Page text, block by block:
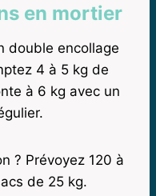
en mortier
double encollage
4 à 5 kg de
à 6 kg avec un
? Prévoyez 120 à
de 25 kg.